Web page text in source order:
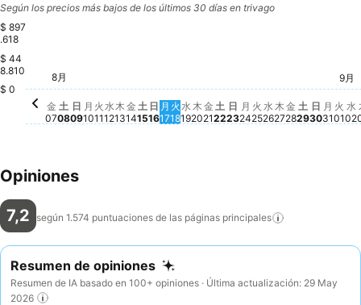
Según los precios más bajos de los últimos 30 días en trivago
$ 897
.618
$ 44
8.810
$ 0
金, 8月 07
$ 668.135
8月
金
07
土, 8月 08
$ 607.561
土
08
日
09
月
10
火
11
水
12
木
13
金
14
土
15
日
16
月
17
火
18
水
19
木
20
金
21
土
22
日
23
月
24
火
25
水
26
$ 632.934
木
27
金, 8月 28
$ 606.433
金
28
土, 8月
$
土
29
日, 8
$
日
30
月,
$
月
31
火,
$
9月
火
01
$
水
02
Opiniones
7,2 según 1.574 puntuaciones de las páginas principales
Resumen de opiniones
Resumen de IA basado en 100+ opiniones · Última actualización: 29 May
2026